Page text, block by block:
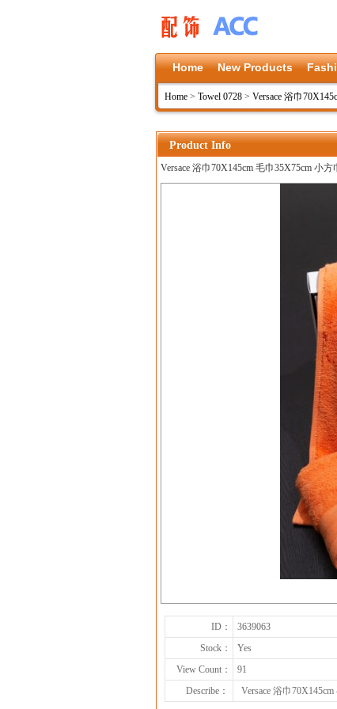
Home New Products
Home > Towel 0728 > Versace 浴巾
Product Info
Versace 浴巾70X145cm 毛巾35X75cm 小方
ID： 3639063
Stock：
Yes
View Count：
91
Describe：
Versace 浴巾